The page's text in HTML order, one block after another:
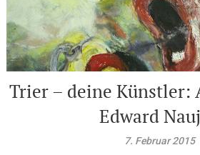
Trier – deine Künstler:
Edward
7. Februar 2015